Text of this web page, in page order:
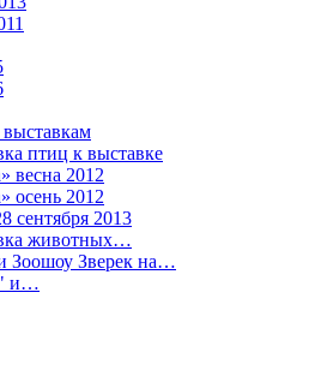
выставкам
птиц к выставке
весна 2012
осень 2012
сентября 2013
животных…
Зоошоу Зверек на…
и…